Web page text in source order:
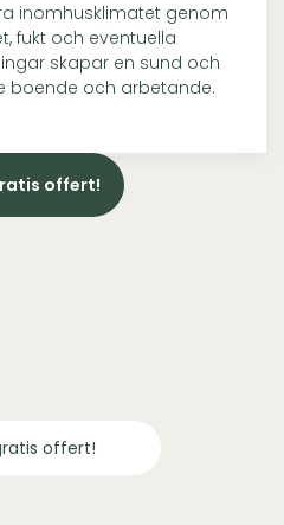
inomhusklimatet genom
fukt och eventuella
skapar en sund och
boende och arbetande.
offert!
offert!